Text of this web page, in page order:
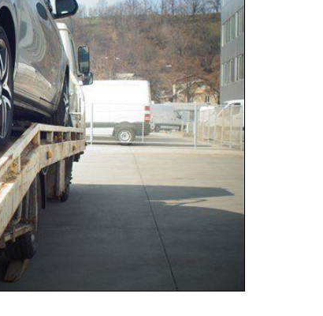
אחלה שירות תודה על העזרה